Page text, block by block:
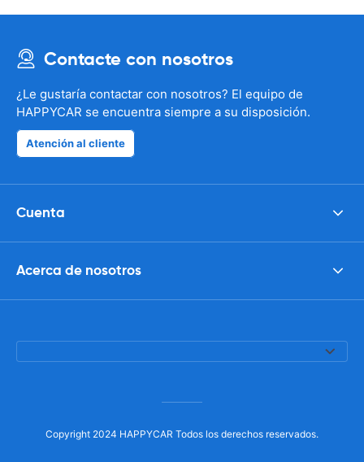
Contacte con nosotros
¿Le gustaría contactar con nosotros? El equipo de
HAPPYCAR se encuentra siempre a su disposición.
Atención al cliente
Cuenta
Acerca de nosotros
Copyright 2024 HAPPYCAR Todos los derechos reservados.